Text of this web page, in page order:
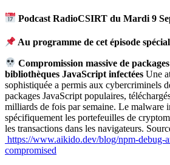
Podcast RadioCSIRT du Mardi 9
Au programme de cet épisode
Compromission massive de
bibliothèques JavaScript infectées Une
sophistiquée a permis aux cybercriminels
packages JavaScript populaires,
milliards de fois par semaine. Le malware
spécifiquement les portefeuilles de
les transactions dans les navigateurs.
https://www.aikido.dev/blog/npm-debug-
compromised